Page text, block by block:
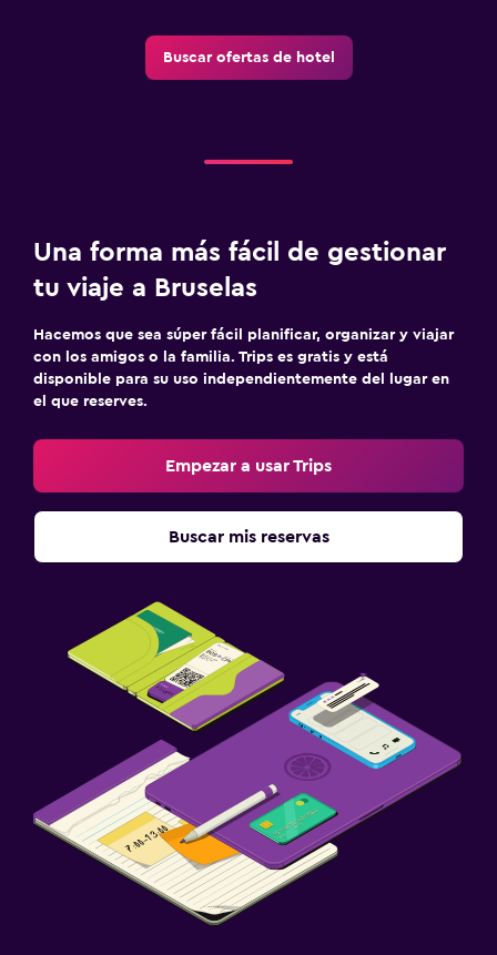
Escritorio
Juegos de mesa/rompecabezas
Cuna/cama nido disponibles
Buscar ofertas de hotel
Una forma más fácil de gestionar
tu viaje a Bruselas
Hacemos que sea súper fácil planificar, organizar y viajar
con los amigos o la familia. Trips es gratis y está
disponible para su uso independientemente del lugar en
el que reserves.
Empezar a usar Trips
Buscar mis reservas